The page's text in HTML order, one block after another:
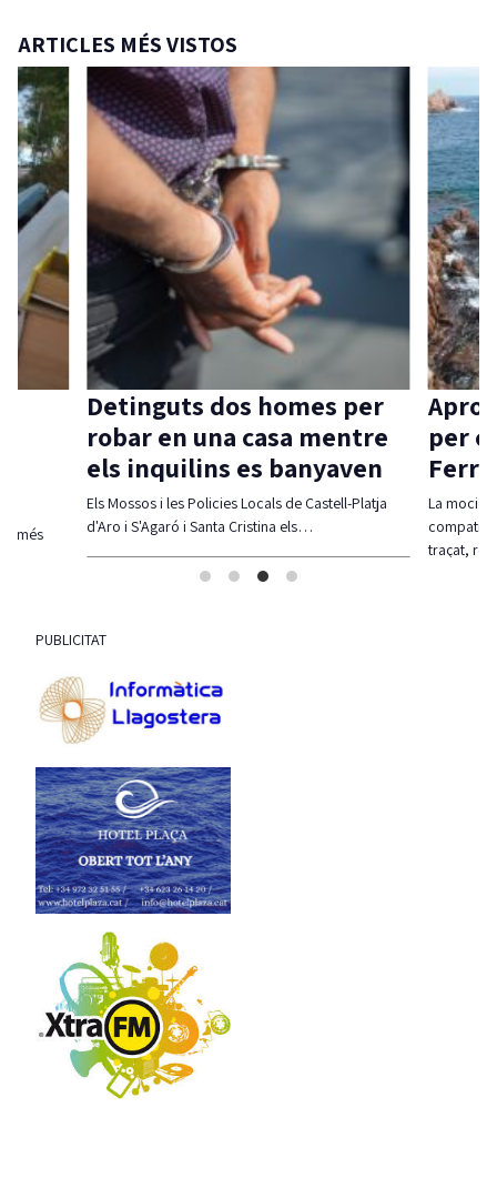
ARTICLES MÉS VISTOS
més
Detinguts dos homes per
robar en una casa mentre
els inquilins es banyaven
Els Mossos i les Policies Locals de Castell-Platja
d'Aro i S'Agaró i Santa Cristina els…
per
La moció
traçat,
PUBLICITAT